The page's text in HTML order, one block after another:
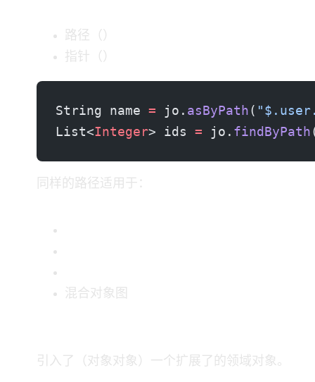
JSON 路径（RFC 9535）
JSON 指针（RFC 6901）
String name = jo. asByPath(
List<Integer> ids = jo. findByPath
同样的路径 API 适用于：
混合对象图
SJF4J 引入了 JOJO（JSON 对象 Java 对象）—— 一个扩展了 JsonObject 的领域对象。